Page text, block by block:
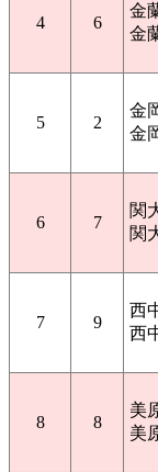
4 6
金
金
5 2
金
金
6 7
関
関
7 9
西
西
8 8
美
美